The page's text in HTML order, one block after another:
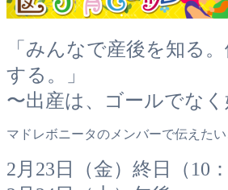
「みんなで産後を知る
する。」
〜出産は、ゴールでな
マドレボニータのメンバーで伝えたい
2月23日（金）終日（10：